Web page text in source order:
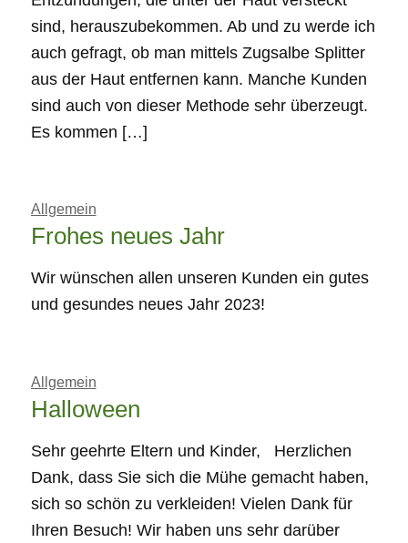
sind, herauszubekommen. Ab und zu werde ich
auch gefragt, ob man mittels Zugsalbe Splitter
aus der Haut entfernen kann. Manche Kunden
sind auch von dieser Methode sehr überzeugt.
Es kommen […]
Allgemein
Frohes neues Jahr
Wir wünschen allen unseren Kunden ein gutes
und gesundes neues Jahr 2023!
Allgemein
Halloween
Sehr geehrte Eltern und Kinder, Herzlichen
Dank, dass Sie sich die Mühe gemacht haben,
sich so schön zu verkleiden! Vielen Dank für
Ihren Besuch! Wir haben uns sehr darüber